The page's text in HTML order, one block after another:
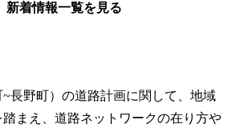
新着情報一覧を見る
長野町）の道路計画に関して、地域
まえ、道路ネットワークの在り方や